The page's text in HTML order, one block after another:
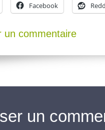
Facebook
un commentaire
un